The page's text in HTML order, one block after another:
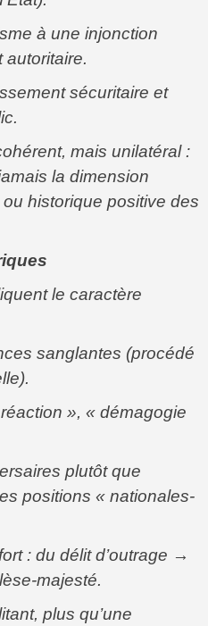
à une injonction
autoritaire.
sécuritaire et
mais unilatéral :
la dimension
historique positive des
le caractère
sanglantes (procédé
», « démagogie
plutôt que
positions « nationales-
: du délit d’outrage →
majesté.
plus qu’une